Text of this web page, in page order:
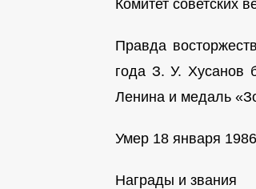
Комитет советских
Правда
года З. У. Хусанов
Ленина и медаль
Умер 18 января
Награды и звания